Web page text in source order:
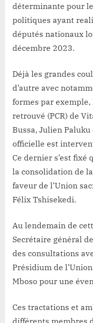
déterminante pour
politiques ayant
députés nationaux
décembre 2023.
Déjà les grandes
d’autre avec
formes par exemple,
retrouvé (PCR) de
Bussa, Julien
officielle est
Ce dernier s’est
la consolidation de
faveur de l’Union
Félix Tshisekedi.
Au lendemain de
Secrétaire général
des consultations
Présidium de
Mboso pour une
Ces tractations et